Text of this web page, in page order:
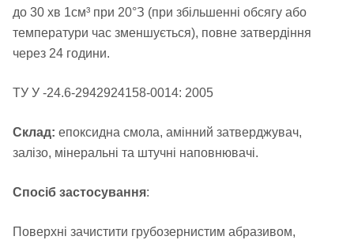
до 30 хв 1см³ при 20°З (при збільшенні обсягу або
температури час зменшується), повне затвердіння
через 24 години.
ТУ У -24.6-2942924158-0014: 2005
Склад: епоксидна смола, амінний затверджувач,
залізо, мінеральні та штучні наповнювачі.
Спосіб застосування:
Поверхні зачистити грубозернистим абразивом,